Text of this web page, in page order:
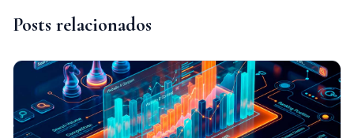
Posts relacionados